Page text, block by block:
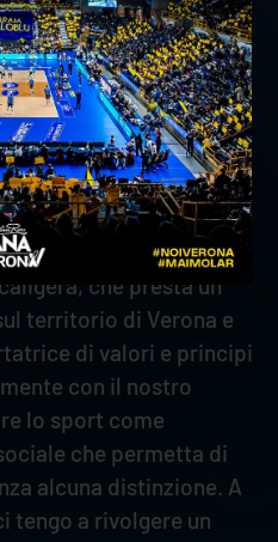
Presidente di Verona
come questa che
Club come il nostro
giovane vista
2021, ha sin da subito
confronti delle
motivo, abbiamo
al progetto
che presta un
territorio di Verona e
di valori e principi
con il nostro
lo sport come
che permetta di
alcuna distinzione. A
tengo a rivolgere un